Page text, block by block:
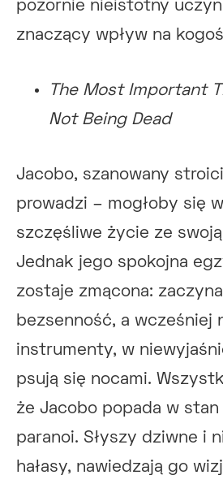
pozornie nieistotny
znaczący wpływ na
The Most Important
Not Being Dead
Jacobo, szanowany
prowadzi – mogłoby się
szczęśliwe życie ze swoją
Jednak jego spokojna
zostaje zmącona:
bezsenność, a wcześniej
instrumenty, w
psują się nocami.
że Jacobo popada w
paranoi. Słyszy dziwne i
hałasy, nawiedzają go